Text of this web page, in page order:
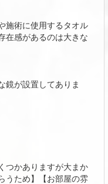
施術に使用するタオル
在感があるのは大きな
鏡が設置してありま
つかありますが大まか
うため】【お部屋の雰